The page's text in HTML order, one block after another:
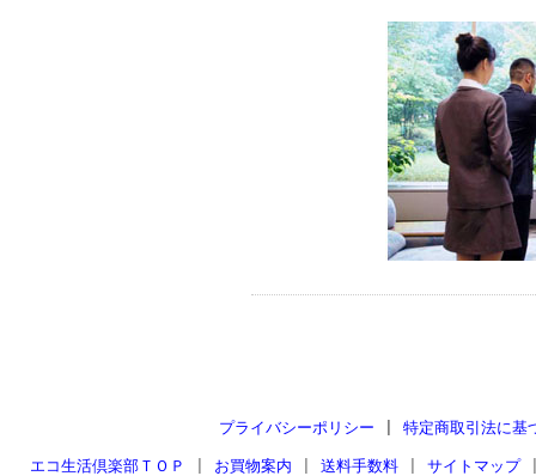
プライバシーポリシー 特定商取引法に基
エコ生活倶楽部ＴＯＰ お買物案内 送料手数料 サイトマップ